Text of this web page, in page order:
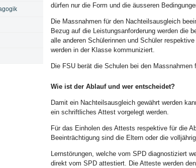
dürfen nur die Form und die äusseren
Die Massnahmen für den Nachteilsausgleich
Bezug auf die Leistungsanforderung werden die
alle anderen Schülerinnen und Schüler
werden in der Klasse kommuniziert.
Die FSU berät die Schulen bei den Massnahmen
Wie ist der Ablauf und wer entscheidet?
Damit ein Nachteilsausgleich gewährt werden
ein schriftliches Attest vorgelegt werden.
Für das Einholen des Attests respektive für die
Beeinträchtigung sind die Eltern oder die
Lernstörungen, welche vom SPD diagnostiziert
direkt vom SPD attestiert. Die Atteste werden